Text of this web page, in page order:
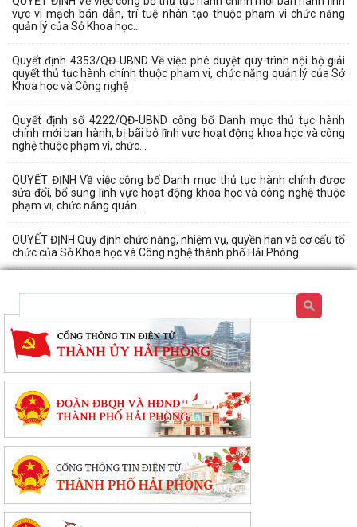
vực vi mạch bán dẫn, trí tuệ nhân tạo thuộc phạm vi chức năng
quản lý của Sở Khoa học...
Quyết định 4353/QĐ-UBND Về việc phê duyệt quy trình nội bộ giải
quyết thủ tục hành chính thuộc phạm vi, chức năng quản lý của Sở
Khoa học và Công nghệ
Quyết định số 4222/QĐ-UBND công bố Danh mục thủ tục hành
chính mới ban hành, bị bãi bỏ lĩnh vực hoạt động khoa học và công
nghệ thuộc phạm vi, chức...
QUYẾT ĐỊNH Về việc công bố Danh mục thủ tục hành chính được
sửa đổi, bổ sung lĩnh vực hoạt động khoa học và công nghệ thuộc
phạm vi, chức năng quản...
QUYẾT ĐỊNH Quy định chức năng, nhiệm vụ, quyền hạn và cơ cấu tổ
chức của Sở Khoa học và Công nghệ thành phố Hải Phòng